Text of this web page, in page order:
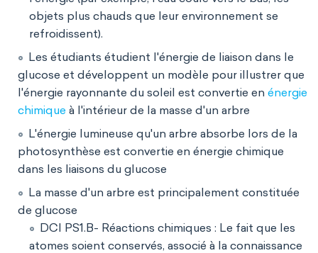
objets plus chauds que leur environnement se
refroidissent).
Les étudiants étudient l'énergie de liaison dans le
glucose et développent un modèle pour illustrer que
l'énergie rayonnante du soleil est convertie en énergie
chimique à l'intérieur de la masse d'un arbre
L'énergie lumineuse qu'un arbre absorbe lors de la
photosynthèse est convertie en énergie chimique
dans les liaisons du glucose
La masse d'un arbre est principalement constituée
de glucose
DCI PS1.B- Réactions chimiques : Le fait que les
atomes soient conservés, associé à la connaissance